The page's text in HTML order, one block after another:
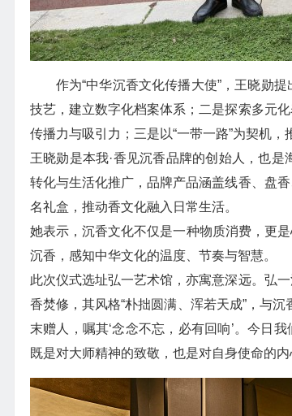
作为“中华沉香文化传播大使”，王晓勋
技艺，建立数字化档案体系；二是探索多元
传播力与吸引力；三是以“一带一路”为契机
王晓勋是本我·香见沉香品牌的创始人，也
转化与生活化推广，品牌产品涵盖线香、盘
名礼盒，推动香文化融入日常生活。
她表示，沉香文化不仅是一种物质消费，更
沉香，感知中华文化的温度、节奏与智慧。
此次仪式选址弘一艺术馆，亦寓意深远。弘
香焚修，其风格“朴拙圆满、浑若天成”，与
末赠人，嘱其‘念念不忘，必有回响’。今日
既是对大师精神的致敬，也是对自身使命的内